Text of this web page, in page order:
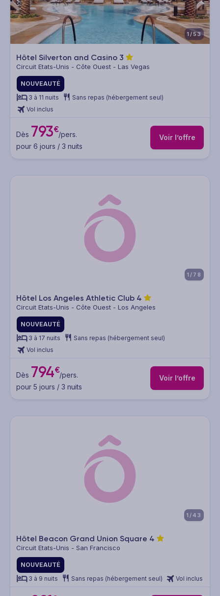
1/53
Hôtel Silverton and Casino 3
Circuit Etats-Unis - Côte Ouest - Las Vegas
NOUVEAUTÉ
3 à 11 nuits
Sans repas (hébergement seul)
Vol inclus
Dès 793€/pers.
pour 6 jours / 3 nuits
Voir l’offre
1/78
Hôtel Los Angeles Athletic Club 4
Circuit Etats-Unis - Côte Ouest - Los Angeles
NOUVEAUTÉ
3 à 17 nuits
Sans repas (hébergement seul)
Vol inclus
Dès 794€/pers.
pour 5 jours / 3 nuits
Voir l’offre
1/43
Hôtel Beacon Grand Union Square 4
Circuit Etats-Unis - San Francisco
NOUVEAUTÉ
3 à 9 nuits
Sans repas (hébergement seul) Vol inclus